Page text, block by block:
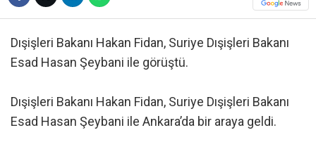
Dışişleri Bakanı Hakan Fidan, Suriye Dışişleri Bakanı
Esad Hasan Şeybani ile görüştü.
Dışişleri Bakanı Hakan Fidan, Suriye Dışişleri Bakanı
Esad Hasan Şeybani ile Ankara’da bir araya geldi.